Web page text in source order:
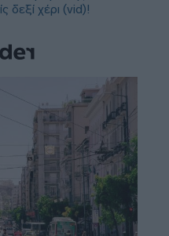
δεξί χέρι (vid)!